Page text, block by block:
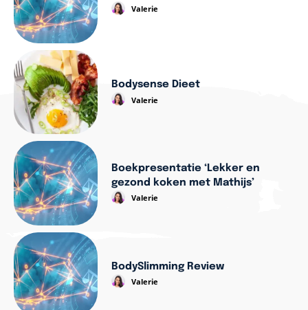
Valerie
Bodysense Dieet
Valerie
Boekpresentatie ‘Lekker en
gezond koken met Mathijs’
Valerie
BodySlimming Review
Valerie